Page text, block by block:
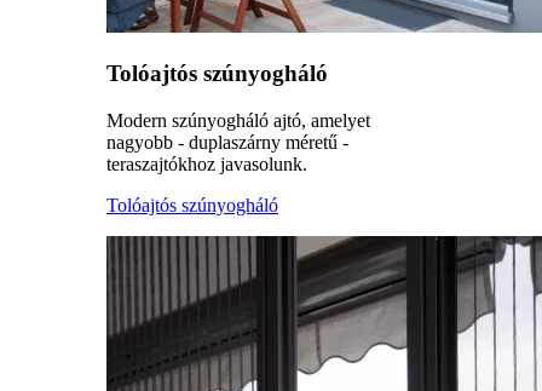
Tolóajtós szúnyogháló
Modern szúnyogháló ajtó, amelyet
nagyobb - duplaszárny méretű -
teraszajtókhoz javasolunk.
Tolóajtós szúnyogháló